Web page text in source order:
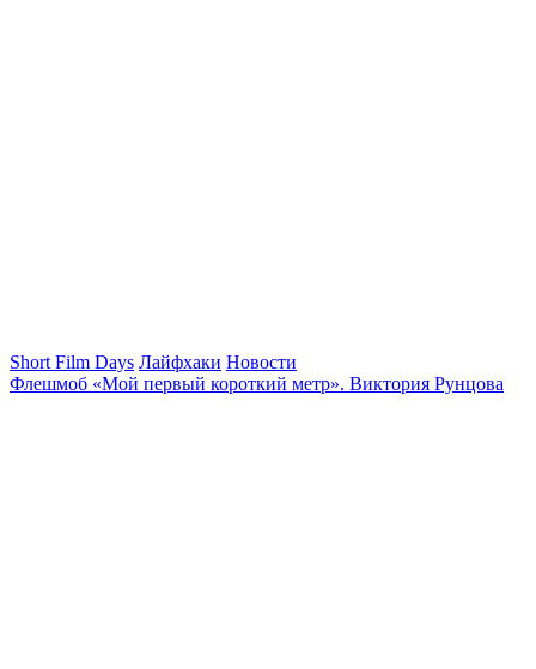
Short Film Days Лайфхаки Новости
Флешмоб «Мой первый короткий метр». Виктория Рунцова